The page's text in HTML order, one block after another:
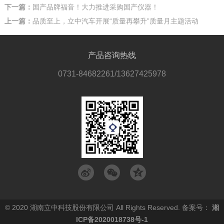
下一篇： 国产品牌福音！大力推进采购国产仪器！
上一篇： 品质至上，立中汽车开展“质量再攀升”质量月主题活动
产品咨询热线
0731-84682261/13627425978
© 2020 湖南立中科技股份有限公司 All Rights Reserved. 备案号：
湘
ICP备2020018738号-1